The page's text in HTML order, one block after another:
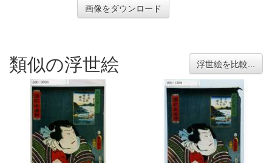
画像をダウンロード
類似の浮世絵 浮世絵を比較...